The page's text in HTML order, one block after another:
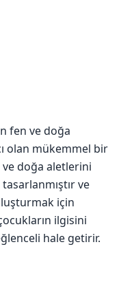
fen ve doğa
olan mükemmel bir
ve doğa aletlerini
ve
için
ilgisini
hale getirir.